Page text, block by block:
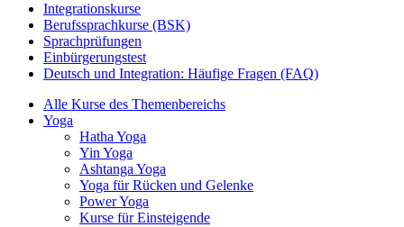
Integrationskurse
Berufssprachkurse (BSK)
Sprachprüfungen
Einbürgerungstest
Deutsch und Integration: Häufige Fragen (FAQ)
Alle Kurse des Themenbereichs
Yoga
Hatha Yoga
Yin Yoga
Ashtanga Yoga
Yoga für Rücken und Gelenke
Power Yoga
Kurse für Einsteigende